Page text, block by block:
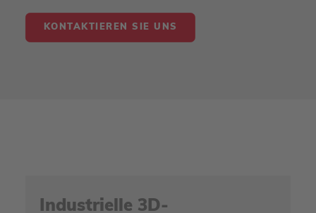
KONTAKTIEREN SIE UNS
Industrielle 3D-